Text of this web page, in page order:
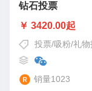
钻石投票
￥ 3420.00起
投票/吸粉/礼物
销量1023